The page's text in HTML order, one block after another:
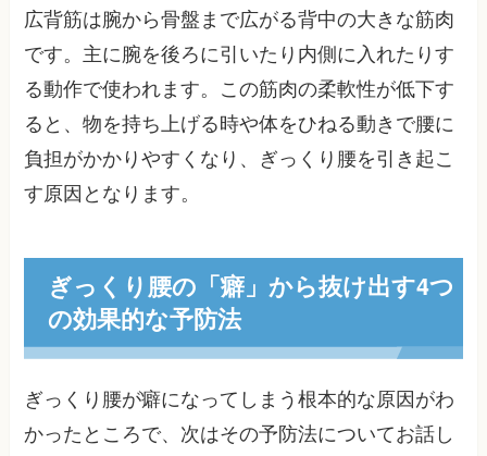
広背筋は腕から骨盤まで広がる背中の大きな筋肉
です。主に腕を後ろに引いたり内側に入れたりす
る動作で使われます。この筋肉の柔軟性が低下す
ると、物を持ち上げる時や体をひねる動きで腰に
負担がかかりやすくなり、ぎっくり腰を引き起こ
す原因となります。
ぎっくり腰の「癖」から抜け出す4つ
の効果的な予防法
ぎっくり腰が癖になってしまう根本的な原因がわ
かったところで、次はその予防法についてお話し